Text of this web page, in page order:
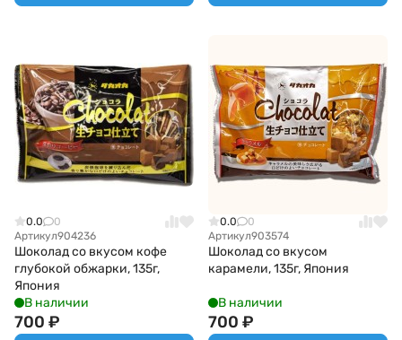
0.0
0
Артикул904236
Шоколад со вкусом кофе
глубокой обжарки, 135г,
Япония
В наличии
700 ₽
0.0
0
Артикул903574
Шоколад со вкусом
карамели, 135г, Япония
В наличии
700 ₽